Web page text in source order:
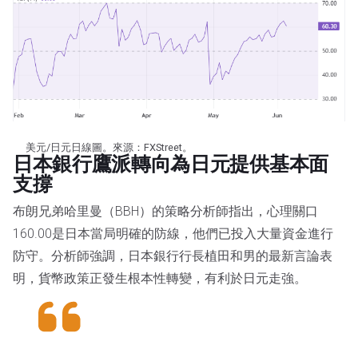
美元/日元日線圖。來源：FXStreet。
日本銀行鷹派轉向為日元提供基本面
支撐
布朗兄弟哈里曼（BBH）的策略分析師指出，心理關口
160.00是日本當局明確的防線，他們已投入大量資金進行
防守。分析師強調，日本銀行行長植田和男的最新言論表
明，貨幣政策正發生根本性轉變，有利於日元走強。